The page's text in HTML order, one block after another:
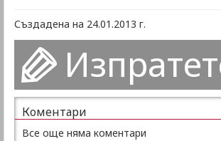
Създадена на 24.01.2013 г.
Коментари
Все още няма коментари